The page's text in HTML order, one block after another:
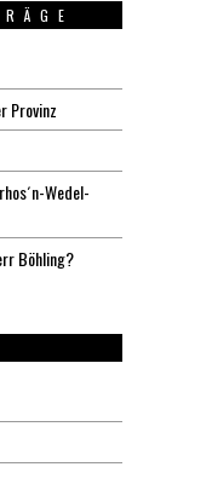
Provinz
Wedel-
Böhling?